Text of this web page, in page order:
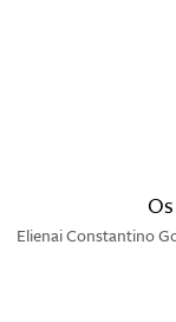
Elienai Constantino